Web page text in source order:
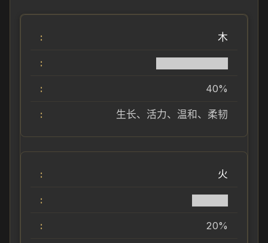
木
40%
生长、活力、温和、柔韧
火
20%